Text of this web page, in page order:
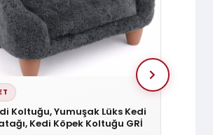
Koltuğu, Yumuşak Lüks Kedi
Kedi Köpek Koltuğu GRİ